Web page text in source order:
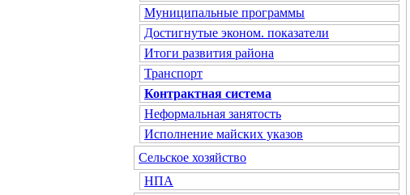
Муниципальные программы
Достигнутые эконом. показатели
Итоги развития района
Транспорт
Контрактная система
Неформальная занятость
Исполнение майских указов
Сельское хозяйство
НПА